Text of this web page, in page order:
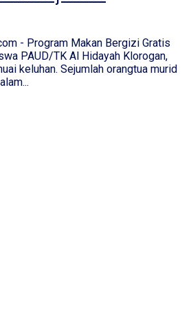
- Program Makan Bergizi Gratis
PAUD/TK Al Hidayah Klorogan,
keluhan. Sejumlah orangtua murid